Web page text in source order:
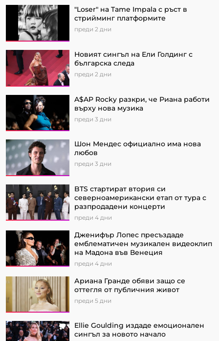
"Loser" на Tame Impala с ръст в
стрийминг платформите
преди 2 дни
Новият сингъл на Ели Голдинг с
българска следа
преди 2 дни
A$AP Rocky разкри, че Риана работи
върху нова музика
преди 3 дни
Шон Мендес официално има нова
любов
преди 3 дни
BTS стартират втория си
северноамерикански етап от турa с
разпродадени концерти
преди 4 дни
Дженифър Лопес пресъздаде
емблематичен музикален видеоклип
на Мадона във Венеция
преди 4 дни
Ариана Гранде обяви защо се
оттегля от публичния живот
преди 5 дни
Ellie Goulding издаде емоционален
сингъл за новото начало